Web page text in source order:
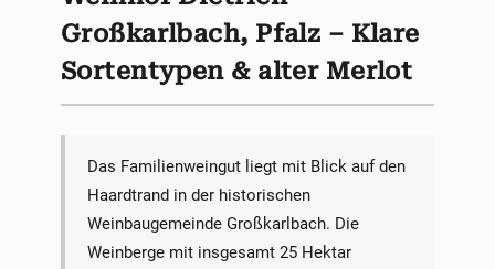
Großkarlbach, Pfalz – Klare
Sortentypen & alter Merlot
Das Familienweingut liegt mit Blick auf den
Haardtrand in der historischen
Weinbaugemeinde Großkarlbach. Die
Weinberge mit insgesamt 25 Hektar